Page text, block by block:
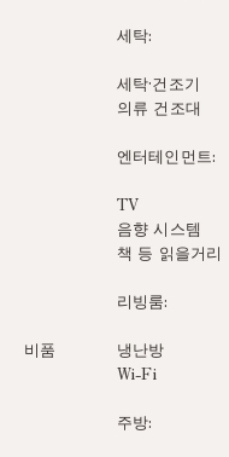
비품
세탁:
세탁·건조기
의류 건조대
엔터테인먼트:
TV
음향 시스템
책 등 읽을거리
리빙룸:
냉난방
Wi-Fi
주방: